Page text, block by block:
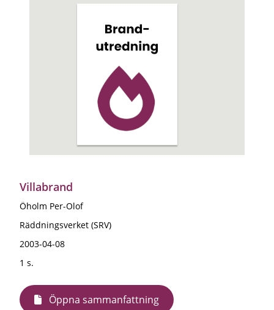
Villabrand
Öholm Per-Olof
Räddningsverket (SRV)
2003-04-08
1 s.
Öppna sammanfattning